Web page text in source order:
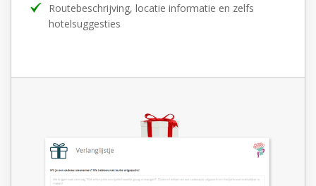
Routebeschrijving, locatie informatie en zelfs
hotelsuggesties